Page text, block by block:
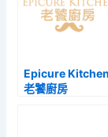
Epicure Kitchen
老饕廚房